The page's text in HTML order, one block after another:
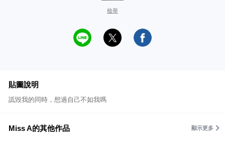
檢舉
貼圖說明
詆毀我的同時，想過自己不如我嗎
Miss A的其他作品 顯示更多